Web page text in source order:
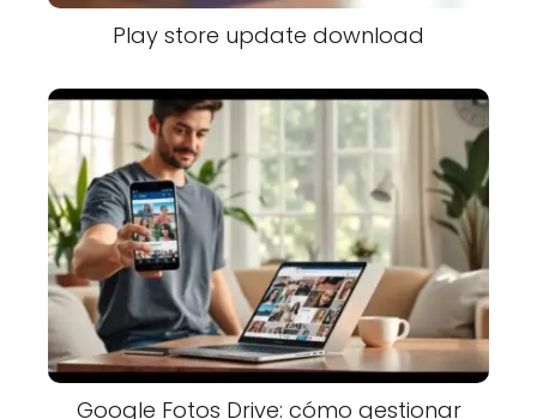
Play store update download
Google Fotos Drive: cómo gestionar